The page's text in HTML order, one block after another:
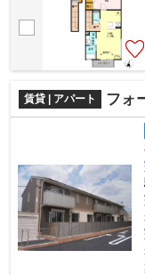
賃貸 | アパート フォ